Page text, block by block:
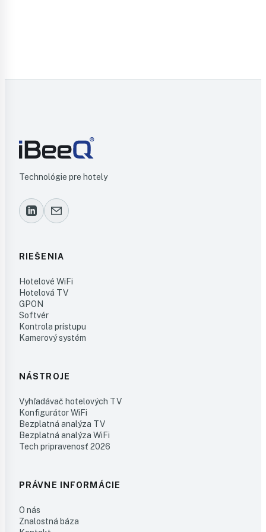
Technológie pre hotely
RIEŠENIA
Hotelové WiFi
Hotelová TV
GPON
Softvér
Kontrola prístupu
Kamerový systém
NÁSTROJE
Vyhľadávač hotelových TV
Konfigurátor WiFi
Bezplatná analýza TV
Bezplatná analýza WiFi
Tech pripravenosť 2026
PRÁVNE INFORMÁCIE
O nás
Znalostná báza